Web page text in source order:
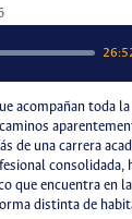
acompañan toda
de una carrera
consolidada,
que encuentra en
distinta de